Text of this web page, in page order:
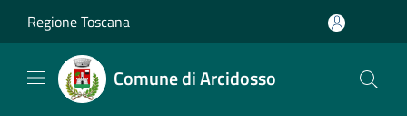
Regione Toscana
Comune di Arcidosso